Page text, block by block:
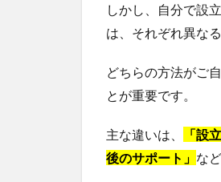
しかし、自分で設
は、それぞれ異な
どちらの方法がご
とが重要です。
主な違いは、
「設
後のサポート」 な